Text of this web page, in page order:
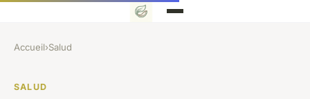
Accueil›Salud
SALUD